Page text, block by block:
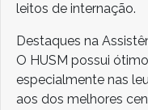
leitos de internação.
Destaques na
O HUSM possui
especialmente nas
aos dos melhores